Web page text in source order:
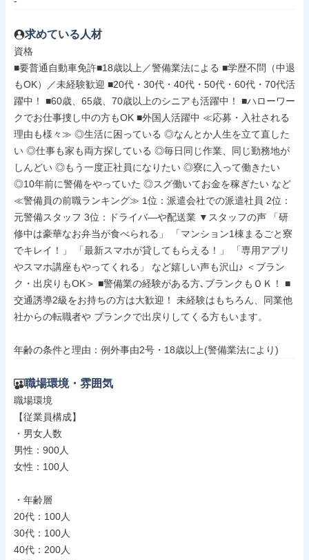
求めている人材
資格
■要普通自動車免許■18歳以上／警備業法による ■学歴不問（中退
もOK）／未経験歓迎 ■20代・30代・40代・50代・60代・70代活
躍中！ ■60歳、65歳、70歳以上のシニアも活躍中！ ■ハローワー
クでお仕事捜し中の方もOK ■外国人活躍中 ≪応募・入社される
理由も様々≫ ◎生活に困っている ◎なんとか人生を立て直した
い ◎仕事も家も両方探している ◎毎日同じ作業、同じ勤務地が
しんどい ◎もう一度正社員になりたい ◎寮に入って働きたい
◎10年前に警備をやっていた ◎スグ働いてお金を稼ぎたい など
≪警備員の前職ランキング≫ 1位：派遣会社での派遣社員 2位：
元警備スタッフ 3位：ドライバ―や配送業 ▼スタッフの声 「研
修中は豪華なお弁当が食べられる」 「マンション1棟まるごと寮
でキレイ！」 「最新スマホが貸してもらえる！」 「専用アプリ
やスマホ講座もやってくれる」 など嬉しい声も沢山♪ ＜ブラン
ク・出戻りもOK＞ ■警備業の経験がある方､ブランクもＯＫ！ ■
交通誘導2級をお持ちの方は大歓迎！ 未経験はもちろん、同業他
社からの転職者や ブランクで出戻りしてくる方もいます。
年齢の条件と理由：例外事由2号・18歳以上(警備業法により)
職場環境・雰囲気
職場環境
【従業員構成】
・男女人数
男性：900人
女性：100人
・年齢層
20代：100人
30代：100人
40代：200人